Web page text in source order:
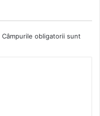
Câmpurile obligatorii sunt